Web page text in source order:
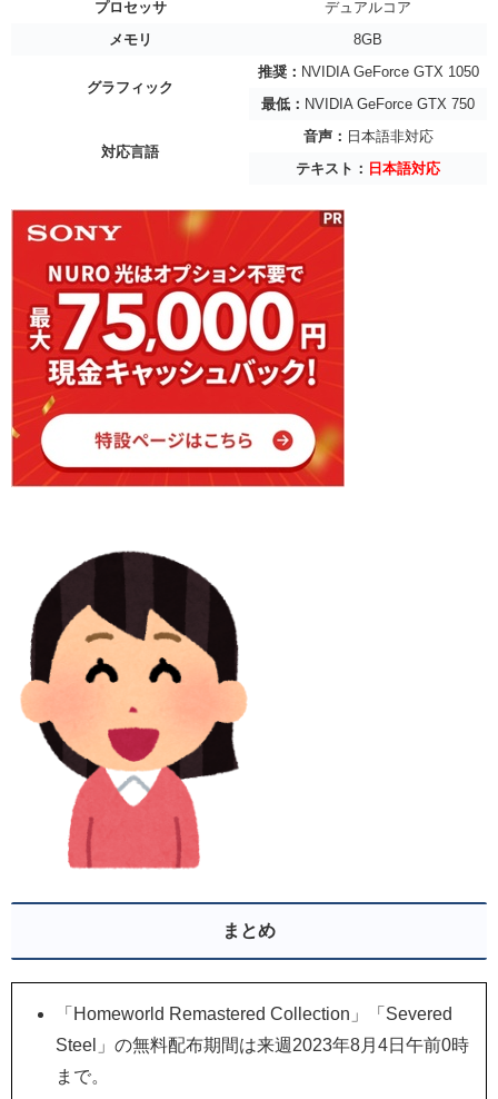
プロセッサ
デュアルコア
メモリ
8GB
グラフィック
推奨： NVIDIA GeForce GTX 1050
最低： NVIDIA GeForce GTX 750
対応言語
音声： 日本語非対応
テキスト： 日本語対応
まとめ
「Homeworld Remastered Collection」「Severed
Steel」の無料配布期間は来週2023年8月4日午前0時
まで。